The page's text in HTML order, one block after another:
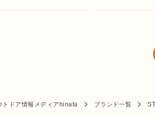
トドア情報メディアhinata ブランド一覧